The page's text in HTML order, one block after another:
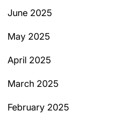
June 2025
May 2025
April 2025
March 2025
February 2025